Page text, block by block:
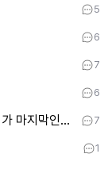
5
6
7
6
요새 파친코 시즌2 보는데 16화까지가 마지막인데 후반부까지 봤어요 7
1